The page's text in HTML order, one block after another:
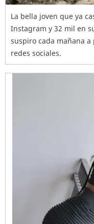
La bella joven que ya
Instagram y 32 mil en
suspiro cada mañana
redes sociales.